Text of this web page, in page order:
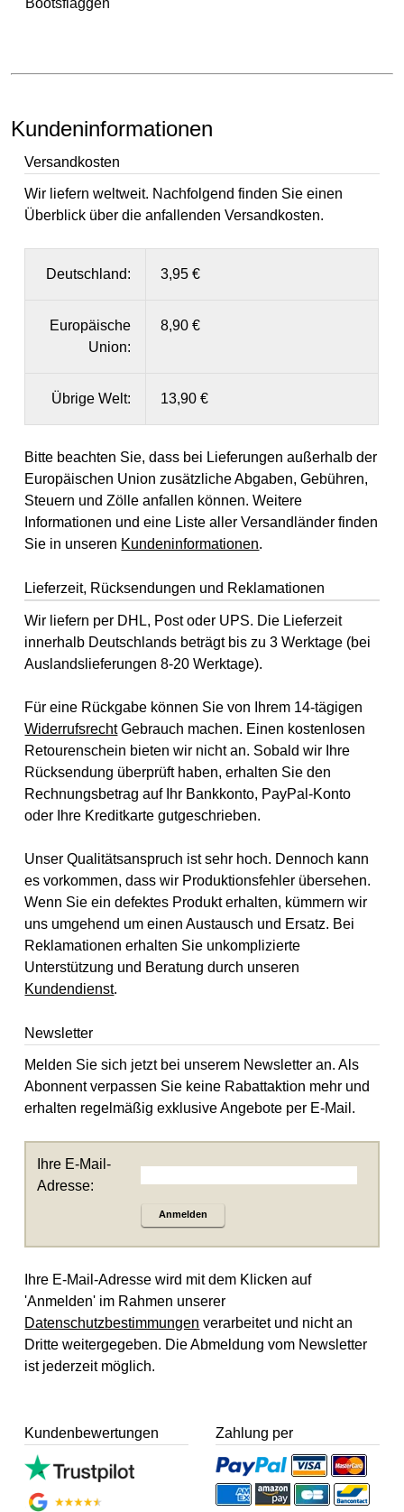
Kundeninformationen
Versandkosten
Wir liefern weltweit. Nachfolgend finden Sie einen
Überblick über die anfallenden Versandkosten.
Deutschland: 3,95 €
Europäische
Union:
8,90 €
Übrige Welt: 13,90 €
Bitte beachten Sie, dass bei Lieferungen außerhalb der
Europäischen Union zusätzliche Abgaben, Gebühren,
Steuern und Zölle anfallen können. Weitere
Informationen und eine Liste aller Versandländer finden
Sie in unseren Kundeninformationen.
Lieferzeit, Rücksendungen und Reklamationen
Wir liefern per DHL, Post oder UPS. Die Lieferzeit
innerhalb Deutschlands beträgt bis zu 3 Werktage (bei
Auslandslieferungen 8-20 Werktage).
Für eine Rückgabe können Sie von Ihrem 14-tägigen
WiderrufsrechtGebrauch machen. Einen kostenlosen
Retourenschein bieten wir nicht an. Sobald wir Ihre
Rücksendung überprüft haben, erhalten Sie den
Rechnungsbetrag auf Ihr Bankkonto, PayPal-Konto
oder Ihre Kreditkarte gutgeschrieben.
Unser Qualitätsanspruch ist sehr hoch. Dennoch kann
es vorkommen, dass wir Produktionsfehler übersehen.
Wenn Sie ein defektes Produkt erhalten, kümmern wir
uns umgehend um einen Austausch und Ersatz. Bei
Reklamationen erhalten Sie unkomplizierte
Unterstützung und Beratung durch unseren
Kundendienst.
Newsletter
Melden Sie sich jetzt bei unserem Newsletter an. Als
Abonnent verpassen Sie keine Rabattaktion mehr und
erhalten regelmäßig exklusive Angebote per E-Mail.
Ihre E-Mail-
Adresse:
Anmelden
Ihre E-Mail-Adresse wird mit dem Klicken auf
'Anmelden' im Rahmen unserer
Datenschutzbestimmungen verarbeitet und nicht an
Dritte weitergegeben. Die Abmeldung vom Newsletter
ist jederzeit möglich.
Kundenbewertungen Zahlung per